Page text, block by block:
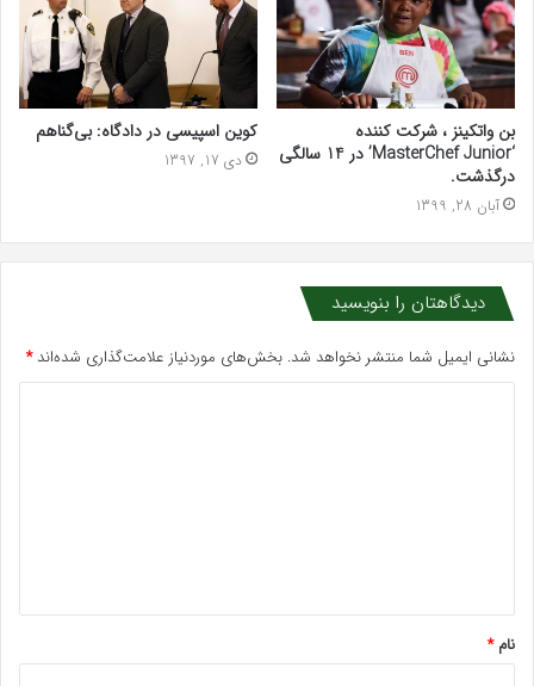
بن واتکینز ، شرکت کننده
‘MasterChef Junior’ در 14 سالگی
درگذشت.
آبان 28, 1399
کوین اسپیسی در دادگاه: بی‌گناهم
دی 17, 1397
دیدگاهتان را بنویسید
نشانی ایمیل شما منتشر نخواهد شد. بخش‌های موردنیاز علامت‌گذاری شده‌اند*
*
نام*